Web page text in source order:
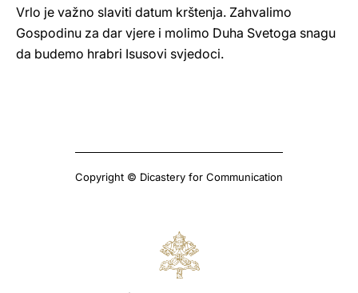
Vrlo je važno slaviti datum krštenja. Zahvalimo
Gospodinu za dar vjere i molimo Duha Svetoga snagu
da budemo hrabri Isusovi svjedoci.
Copyright © Dicastery for Communication